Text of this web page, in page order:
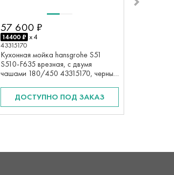
57 600 ₽
14400 ₽ x 4
43315170
Кухонная мойка hansgrohe S51
S510-F635 врезная, с двумя
чашами 180/450 43315170, черный
ДОСТУПНО ПОД ЗАКАЗ